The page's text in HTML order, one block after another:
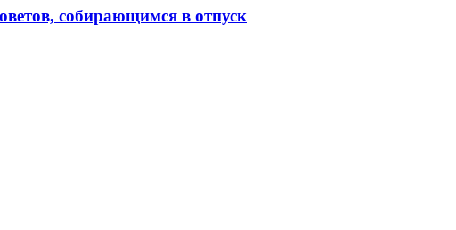
собирающимся в отпуск